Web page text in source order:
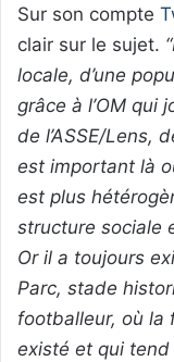
Sur son compte
clair sur le sujet.
locale, d’une
grâce à l’OM qui
de l’ASSE/Lens,
est important là
est plus
structure sociale
Or il a toujours
Parc, stade
footballeur, où la
existé et qui tend